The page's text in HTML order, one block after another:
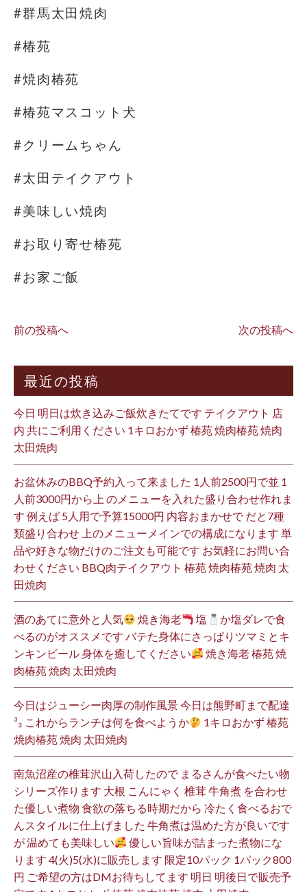
#群馬太田焼肉
#椿苑
#焼肉椿苑
#椿苑マスコット犬
#クリームちゃん
#太田テイクアウト
#美味しい焼肉
#お取り寄せ椿苑
#お家ご飯
前の投稿へ 次の投稿へ
最近の投稿
今日 明日は炊き込みご飯炊きたてです テイクアウト 店
内 共にご利用ください 1キロおかず 椿苑 焼肉椿苑 焼肉
太田焼肉
お盆休みのBBQ予約入って来ました 1人前2500円で並 1
人前3000円から上 のメニューを入れた盛り合わせ作れま
す 例えば 5人用で予算15000円 内容おまかせで だと7種
類盛り合わせ 上のメニューメインでの構成になります 単
品や好きな物だけのご注文も可能です お気軽にお問い合
わせください BBQ肉テイクアウト 椿苑 焼肉椿苑 焼肉 太
田焼肉
酒のあてに意外と人気 焼き海老 塩
か塩ダレで食
べるのがオススメです バテた身体にさっぱりツマミとキ
ンキンビール 身体を癒してください
焼き海老 椿苑 焼
肉椿苑 焼肉 太田焼肉
今日はジューシー肉厚の制作風景 今日は熊野町まで配達
³₃ これからランチは何を食べようか
1キロおかず 椿苑
焼肉椿苑 焼肉 太田焼肉
南魚沼産の椎茸沢山入荷したので まるさんが食べたい物
シリーズ作ります 大根 こんにゃく 椎茸 牛角煮 を合わせ
た優しい煮物 食欲の落ちる時期だから 冷たく食べるおで
んスタイルに仕上げました 牛角煮は温めた方が良いです
が 温めても美味しい
優しい旨味が詰まった煮物にな
ります 4(火)5(水)に販売します 限定10パック 1パック800
円 ご希望の方はDMお待ちしてます 明日 明後日で販売予